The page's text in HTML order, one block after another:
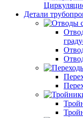
Детали